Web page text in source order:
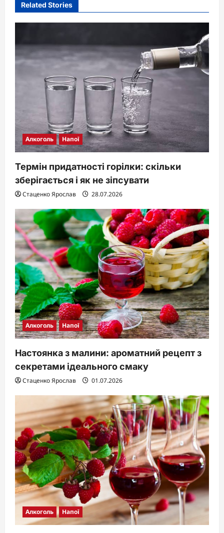
Related Stories
Алкоголь Напої
Термін придатності горілки: скільки
зберігається і як не зіпсувати
Стаценко Ярослав 28.07.2026
Алкоголь Напої
Настоянка з малини: ароматний рецепт з
секретами ідеального смаку
Стаценко Ярослав 01.07.2026
Алкоголь Напої